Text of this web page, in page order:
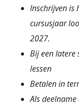
Inschrijven is
cursusjaar
2027.
Bij een latere
lessen
Betalen in
Als